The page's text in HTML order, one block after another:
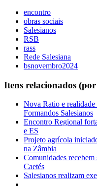
encontro
obras sociais
Salesianos
RSB
rass
Rede Salesiana
bsnovembro2024
Itens relacionados
Nova Ratio e
Formandos Salesianos
Encontro Regional
e ES
Projeto agrícola
na Zâmbia
Comunidades
Caetés
Salesianos realizam